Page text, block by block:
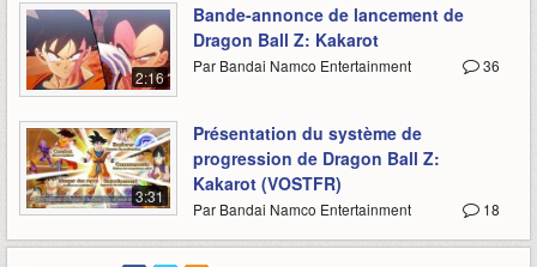
2:16
Bande-annonce de lancement de
Dragon Ball Z: Kakarot
36
Par Bandai Namco Entertainment
3:31
Présentation du système de
progression de Dragon Ball Z:
Kakarot (VOSTFR)
18
Par Bandai Namco Entertainment